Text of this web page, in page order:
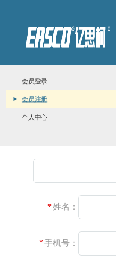
会员登录
会员注册
个人中心
姓名：
手机号：